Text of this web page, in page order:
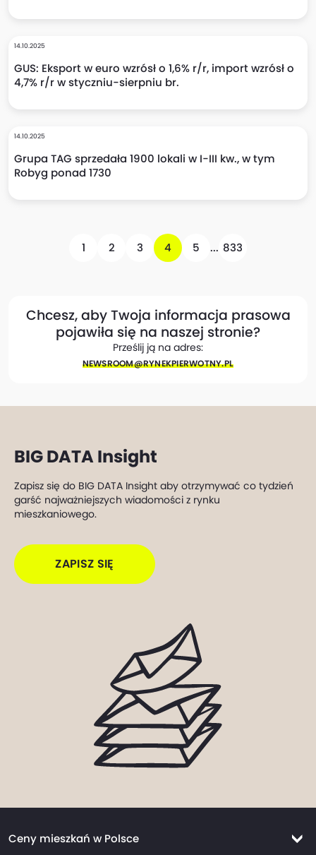
14.10.2025
GUS: Eksport w euro wzrósł o 1,6% r/r, import wzrósł o
4,7% r/r w styczniu-sierpniu br.
14.10.2025
Grupa TAG sprzedała 1900 lokali w I-III kw., w tym
Robyg ponad 1730
1 2 3 4 5 ... 833
Chcesz, aby Twoja informacja prasowa
pojawiła się na naszej stronie?
Prześlij ją na adres:
NEWSROOM@​RYNEKPIERWOTNY.PL
BIG DATA Insight
Zapisz się do BIG DATA Insight aby otrzymywać co tydzień
garść najważniejszych wiadomości z rynku
mieszkaniowego.
ZAPISZ SIĘ
Ceny mieszkań w Polsce